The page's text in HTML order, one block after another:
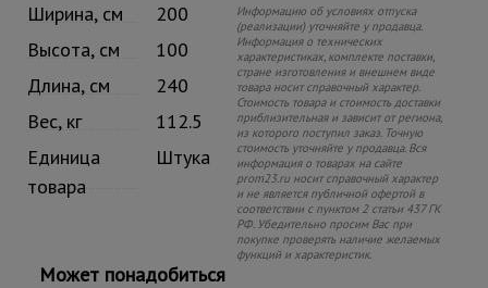
Ширина, см
200
Высота, см
100
Длина, см
240
Вес, кг
112.5
Единица
товара
Штука
Информацию об условиях отпуска
(реализации) уточняйте у продавца.
Информация о технических
характеристиках, комплекте поставки,
стране изготовления и внешнем виде
товара носит справочный характер.
Стоимость товара и стоимость доставки
приблизительная и зависит от региона,
из которого поступил заказ. Точную
стоимость уточняйте у продавца. Вся
информация о товарах на сайте
prom23.ru носит справочный характер
и не является публичной офертой в
соответствии с пунктом 2 статьи 437 ГК
РФ. Убедительно просим Вас при
покупке проверять наличие желаемых
функций и характеристик.
Может понадобиться